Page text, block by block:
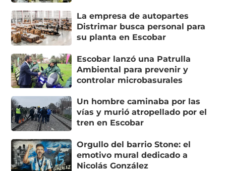
La empresa de autopartes
Distrimar busca personal para
su planta en Escobar
Escobar lanzó una Patrulla
Ambiental para prevenir y
controlar microbasurales
Un hombre caminaba por las
vías y murió atropellado por el
tren en Escobar
Orgullo del barrio Stone: el
emotivo mural dedicado a
Nicolás González